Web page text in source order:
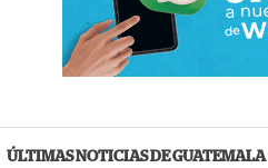
ÚLTIMAS NOTICIAS DE GUATEMALA